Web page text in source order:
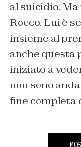
al suicidio.
Rocco. Lui è
insieme al
anche questa
iniziato a
non sono
fine completa